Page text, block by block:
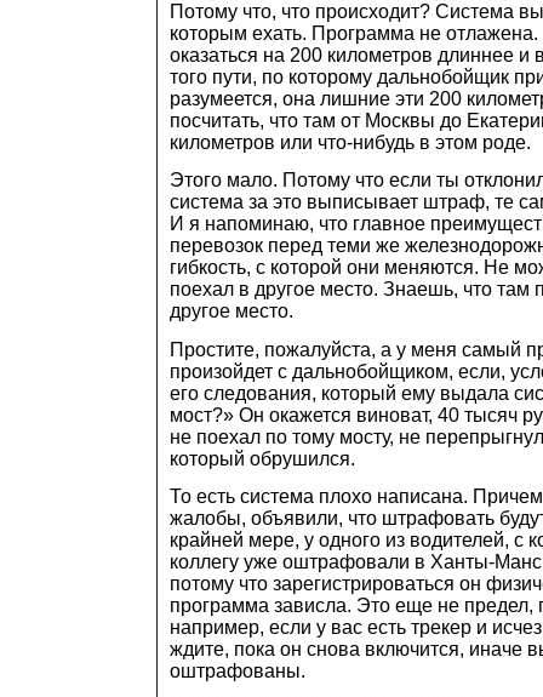
Потому что, что происходит? Система
которым ехать. Программа не отлажена.
оказаться на 200 километров длиннее и
того пути, по которому дальнобойщик
разумеется, она лишние эти 200
посчитать, что там от Москвы до
километров или что-нибудь в этом роде.
Этого мало. Потому что если ты
система за это выписывает штраф, те
И я напоминаю, что главное
перевозок перед теми же
гибкость, с которой они меняются. Не
поехал в другое место. Знаешь, что там
другое место.
Простите, пожалуйста, а у меня самый
произойдет с дальнобойщиком, если,
его следования, который ему выдала
мост?» Он окажется виноват, 40 тысяч
не поехал по тому мосту, не
который обрушился.
То есть система плохо написана.
жалобы, объявили, что штрафовать
крайней мере, у одного из водителей, с
коллегу уже оштрафовали в Ханты-
потому что зарегистрироваться он
программа зависла. Это еще не предел,
например, если у вас есть трекер и
ждите, пока он снова включится, иначе
оштрафованы.